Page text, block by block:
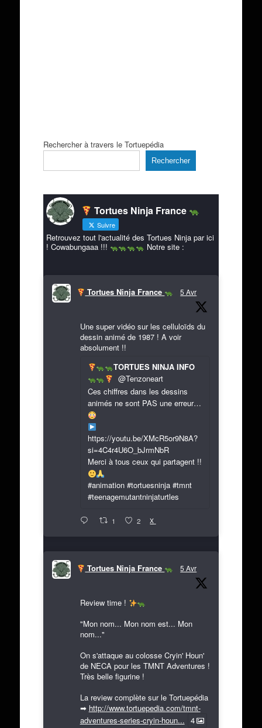
Rechercher à travers le Tortuepédia
Rechercher
Tortues Ninja France
Suivre
Retrouvez tout l'actualité des Tortues Ninja par ici
! Cowabungaaa !!!
Notre site :
Tortues Ninja France 5 Avr
Une super vidéo sur les celluloïds du
dessin animé de 1987 ! A voir
absolument !!
TORTUES NINJA INFO
@Tenzoneart
Ces chiffres dans les dessins
animés ne sont PAS une erreur…
https://youtu.be/XMcR5or9N8A?
si=4C4r4U6O_bJrmNbR
Merci à tous ceux qui partagent !!
#animation #tortuesninja #tmnt
#teenagemutantninjaturtles
1 2 X
Tortues Ninja France 5 Avr
Review time !
"Mon nom... Mon nom est... Mon
nom..."
On s'attaque au colosse Cryin' Houn'
de NECA pour les TMNT Adventures !
Très belle figurine !
La review complète sur le Tortuepédia
➡ http://www.tortuepedia.com/tmnt-
adventures-series-cryin-houn... 4